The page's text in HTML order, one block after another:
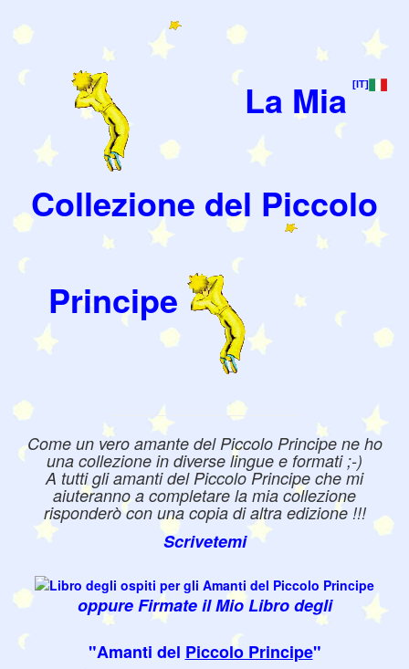
[IT]
La Mia
Collezione del Piccolo
Principe
Come un vero amante del Piccolo Principe ne ho
una collezione in diverse lingue e formati ;-)
A tutti gli amanti del Piccolo Principe che mi
aiuteranno a completare la mia collezione
risponderò con una copia di altra edizione !!!
Scrivetemi
oppure Firmate il Mio Libro degli
"Amanti del Piccolo Principe"